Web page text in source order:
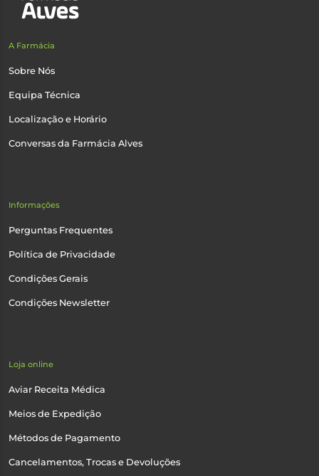
A Farmácia
Sobre Nós
Equipa Técnica
Localização e Horário
Conversas da Farmácia Alves
Informações
Perguntas Frequentes
Política de Privacidade
Condições Gerais
Condições Newsletter
Loja online
Aviar Receita Médica
Meios de Expedição
Métodos de Pagamento
Cancelamentos, Trocas e Devoluções